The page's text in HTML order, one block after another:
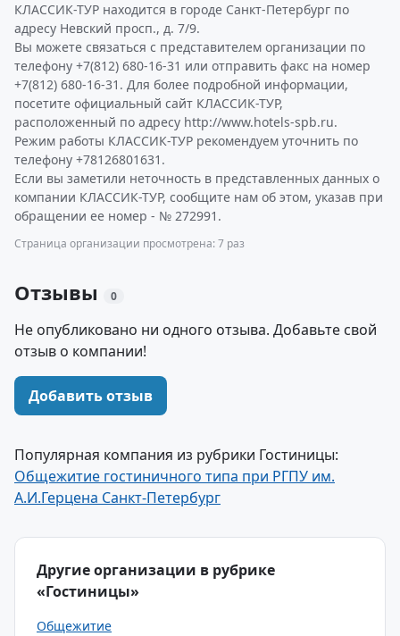
КЛАССИК-ТУР находится в городе Санкт-Петербург по
адресу Невский просп., д. 7/9.
Вы можете связаться с представителем организации по
телефону +7(812) 680-16-31 или отправить факс на номер
+7(812) 680-16-31. Для более подробной информации,
посетите официальный сайт КЛАССИК-ТУР,
расположенный по адресу http://www.hotels-spb.ru.
Режим работы КЛАССИК-ТУР рекомендуем уточнить по
телефону +78126801631.
Если вы заметили неточность в представленных данных о
компании КЛАССИК-ТУР, сообщите нам об этом, указав при
обращении ее номер - № 272991.
Страница организации просмотрена: 7 раз
Отзывы 0
Не опубликовано ни одного отзыва. Добавьте свой
отзыв о компании!
Добавить отзыв
Популярная компания из рубрики Гостиницы:
Общежитие гостиничного типа при РГПУ им.
А.И.Герцена Санкт-Петербург
Другие организации в рубрике
«Гостиницы»
Общежитие